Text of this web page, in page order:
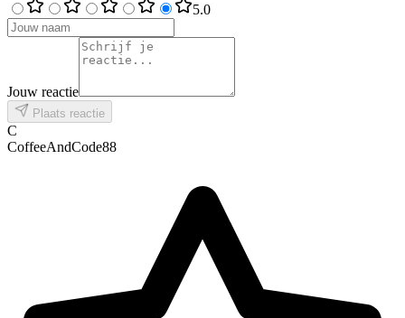
5.0
Jouw reactie
Plaats reactie
C
CoffeeAndCode88